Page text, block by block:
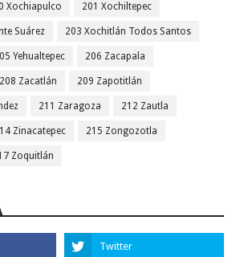
Xochiapulco 201 Xochiltepec
Suárez 203 Xochitlán Todos Santos
Yehualtepec 206 Zacapala
208 Zacatlán 209 Zapotitlán
211 Zaragoza 212 Zautla
Zinacatepec 215 Zongozotla
Zoquitlán